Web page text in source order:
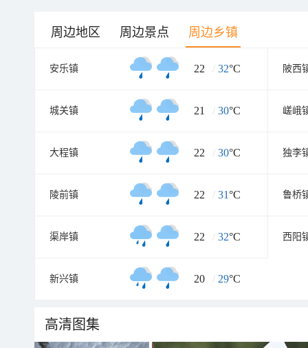
周边地区 周边景点 周边乡镇
安乐镇 22 / 32°C 陂西
城关镇 21 / 30°C 嵯峨
大程镇 22 / 30°C 独李
陵前镇 22 / 31°C 鲁桥
渠岸镇 22 / 32°C 西阳
新兴镇 20 / 29°C
高清图集